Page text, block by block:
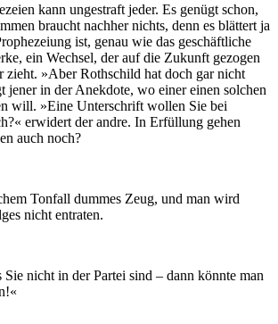
kann ungestraft jeder. Es genügt schon,
braucht nachher nichts, denn es blättert ja
ist, genau wie das geschäftliche
ein Wechsel, der auf die Zukunft gezogen
zieht. »Aber Rothschild hat doch gar nicht
jener in der Anekdote, wo einer einen solchen
will. »Eine Unterschrift wollen Sie bei
erwidert der andre. In Erfüllung gehen
auch noch?
Tonfall dummes Zeug, und man wird
nicht entraten.
Sie nicht in der Partei sind – dann könnte man